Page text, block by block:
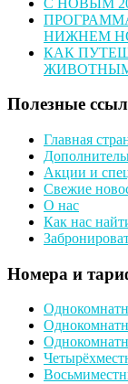
НИЖНЕМ
КАК
Полезные
Главная
Акции и
Свежие
О нас
Как нас
Номера и